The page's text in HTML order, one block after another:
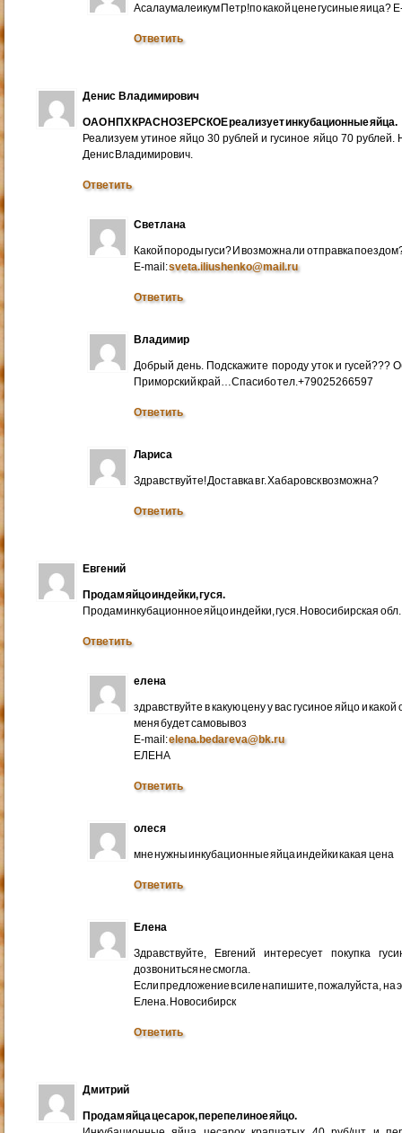
Асалаумалеикум Петр!по какой цене гусиные яица?
Ответить
Денис Владимирович
ОАО НПХ КРАСНОЗЕРСКОЕ реализует инкубационные яйца.
Реализуем утиное яйцо 30 рублей и гусиное яйцо 70
Денис Владимирович.
Ответить
Светлана
Какой породы гуси? И возможна ли отправка
E-mail:sveta.iliushenko@mail.ru
Ответить
Владимир
Добрый день. Подскажите породу уток и гусей???
Приморский край…Спасибо тел.+79025266597
Ответить
Лариса
Здравствуйте! Доставка в г. Хабаровск возможна?
Ответить
Евгений
Продам яйцо индейки, гуся.
Продам инкубационное яйцо индейки, гуся. Новосибирская
Ответить
елена
здравствуйте в какую цену у вас гусиное яйцо и
меня будет самовывоз
E-mail:elena.bedareva@bk.ru
ЕЛЕНА
Ответить
олеся
мне нужны инкубационные яйца индейки какая цена
Ответить
Елена
Здравствуйте, Евгений интересует покупка
дозвониться не смогла.
Если предложение в силе напишите, пожалуйста, на
Елена. Новосибирск
Ответить
Дмитрий
Продам яйца цесарок, перепелиное яйцо.